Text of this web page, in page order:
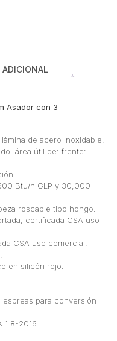
Asador con 3
de acero inoxidable.
área útil de: frente:
Btu/h GLP y 30,000
roscable tipo hongo.
certificada CSA uso
CSA uso comercial.
en silicón rojo.
para conversión
1.8-2016.